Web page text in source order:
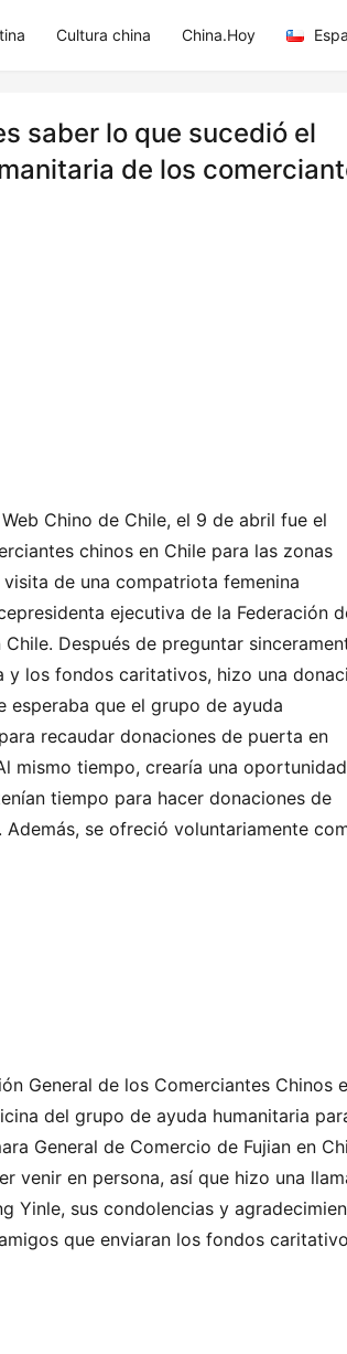
Cultura china China.Hoy
saber lo que sucedió el
de los
Chino de Chile, el 9 de abril fue el
chinos en Chile para las zonas
de una compatriota femenina
ejecutiva de la Federación
Después de preguntar
y los fondos caritativos, hizo una
esperaba que el grupo de ayuda
recaudar donaciones de puerta en
mismo tiempo, crearía una oportunidad
tiempo para hacer donaciones de
se ofreció voluntariamente
General de los Comerciantes Chinos
del grupo de ayuda humanitaria
General de Comercio de Fujian en
venir en persona, así que hizo una
Yinle, sus condolencias y
que enviaran los fondos